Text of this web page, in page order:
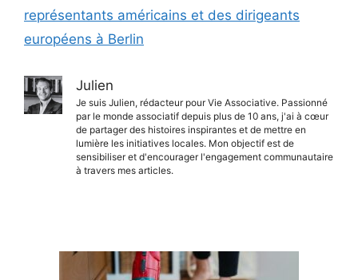
représentants américains et des dirigeants
européens à Berlin
Julien
Je suis Julien, rédacteur pour Vie Associative. Passionné
par le monde associatif depuis plus de 10 ans, j'ai à cœur
de partager des histoires inspirantes et de mettre en
lumière les initiatives locales. Mon objectif est de
sensibiliser et d'encourager l'engagement communautaire
à travers mes articles.